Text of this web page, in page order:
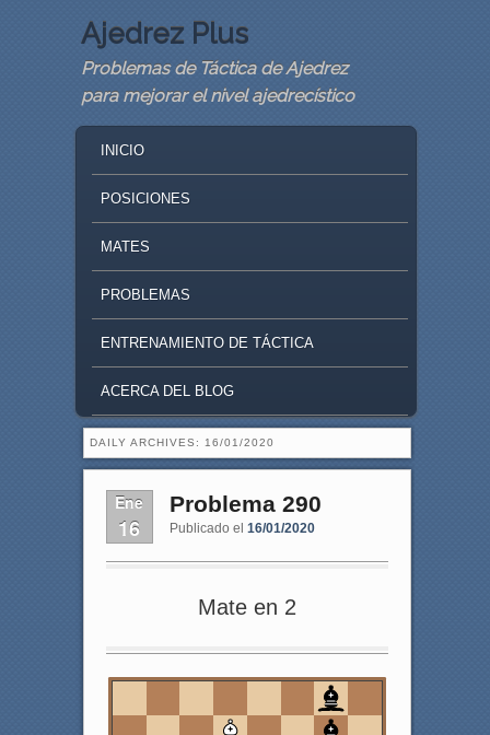
Ajedrez Plus
Problemas de Táctica de Ajedrez
para mejorar el nivel ajedrecístico
SKIP TO PRIMARY CONTENT
SKIP TO SECONDARY CONTENT
INICIO
POSICIONES
MATES
PROBLEMAS
ENTRENAMIENTO DE TÁCTICA
ACERCA DEL BLOG
DAILY ARCHIVES: 16/01/2020
Ene
16
Problema 290
Publicado el 16/01/2020
Mate en 2